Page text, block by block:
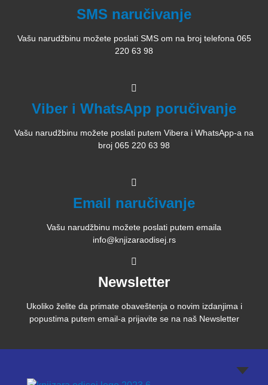
SMS naručivanje
Vašu narudžbinu možete poslati SMS om na broj telefona 065
220 63 98
Viber i WhatsApp poručivanje
Vašu narudžbinu možete poslati putem Vibera i WhatsApp-a na
broj 065 220 63 98
Email naručivanje
Vašu narudžbinu možete poslati putem emaila
info@knjizaraodisej.rs
Newsletter
Ukoliko želite da primate obaveštenja o novim izdanjima i
popustima putem email-a prijavite se na naš Newsletter